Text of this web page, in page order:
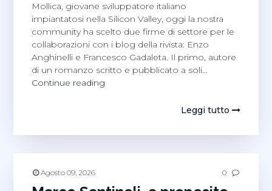
Mollica, giovane sviluppatore italiano
impiantatosi nella Silicon Valley, oggi la nostra
community ha scelto due firme di settore per le
collaborazioni con i blog della rivista: Enzo
Anghinelli e Francesco Gadaleta. Il primo, autore
di un romanzo scritto e pubblicato a soli…
Continue reading
Anghinelli
del
Leggi tutto
Agosto 09, 2026 0